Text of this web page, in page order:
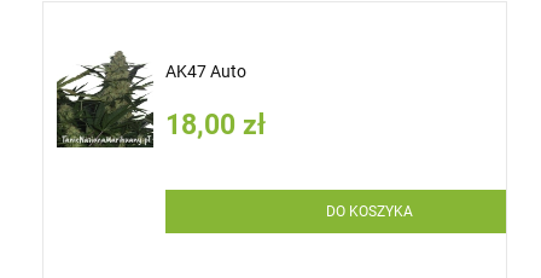
AK47 Auto
18,00 zł
DO KOSZYKA